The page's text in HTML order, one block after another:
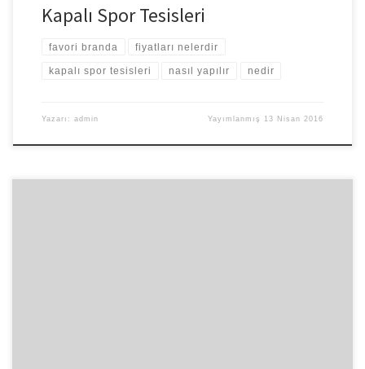
Kapalı Spor Tesisleri
favori branda fiyatları nelerdir
kapalı spor tesisleri nasıl yapılır nedir
Yazarı: admin Yayımlanmış 13 Nisan 2016